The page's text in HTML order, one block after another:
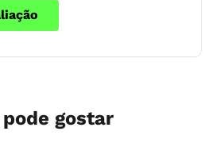
pode gostar